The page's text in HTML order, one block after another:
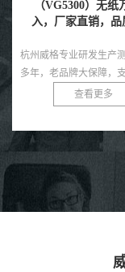
测试仪(VG1016W)
销，品质保
杭州威格专业研发生产
多年，老品牌大保障，
查看更多